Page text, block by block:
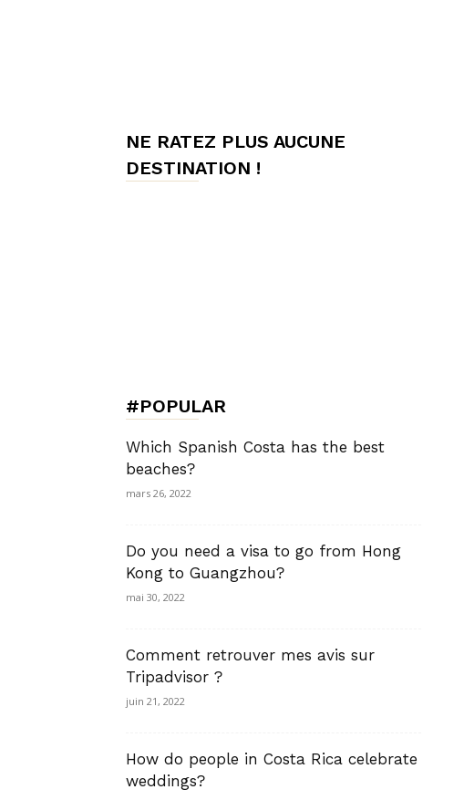
NE RATEZ PLUS AUCUNE
DESTINATION !
#POPULAR
Which Spanish Costa has the best
beaches?
mars 26, 2022
Do you need a visa to go from Hong
Kong to Guangzhou?
mai 30, 2022
Comment retrouver mes avis sur
Tripadvisor ?
juin 21, 2022
How do people in Costa Rica celebrate
weddings?